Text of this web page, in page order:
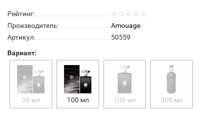
Рейтинг:
Производитель:
Amouage
Артикул:
50559
Вариант:
50 мл 100 мл 100 мл 300 мл